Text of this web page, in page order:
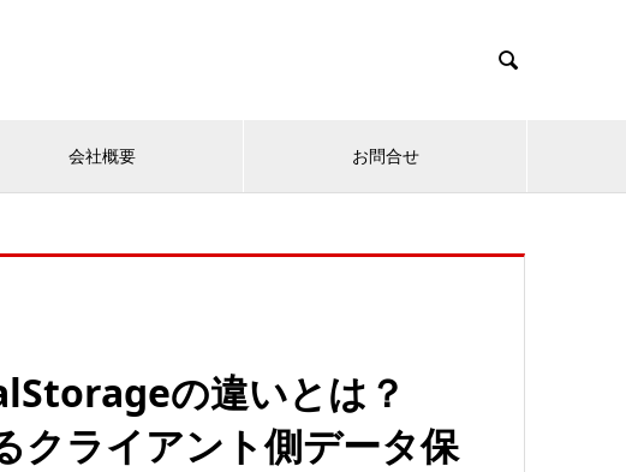

会社概要 お問合せ
の違いとは？
クライアント側データ保